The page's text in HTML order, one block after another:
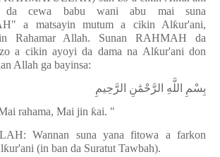
cewa babu wani abu mai suna
a matsayin mutum a cikin Alƙur'ani,
Rahamar Allah. Sunan RAHMAH da
a cikin ayoyi da dama na Alƙur'ani don
Allah ga bayinsa:
بِسْمِ اللَّهِ الرَّحْمَٰنِ الرَّحِيمِ
rahama, Mai jin ƙai. "
Wannan suna yana fitowa a farkon
ƙur'ani (in ban da Suratut Tawbah).